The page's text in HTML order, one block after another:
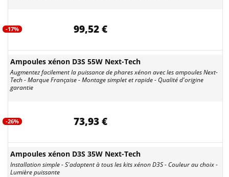
-17% 99,52 €
Ampoules xénon D3S 55W Next-Tech
Augmentez facilement la puissance de phares xénon avec les ampoules Next-
Tech - Marque Française - Montage simplet et rapide - Qualité d'origine
garantie
-26% 73,93 €
Ampoules xénon D3S 35W Next-Tech
Installation simple - S'adaptent à tous les kits xénon D3S - Couleur au choix -
Lumière puissante